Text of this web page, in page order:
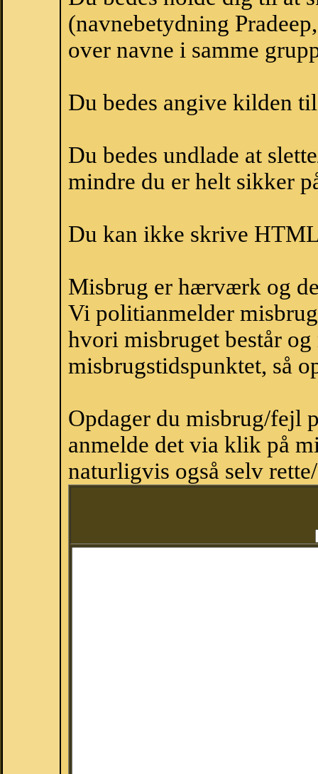
(navnebetydning
over navne i samme
Du bedes angive kilden
Du bedes undlade at
mindre du er helt sikker
Du kan ikke skrive
Misbrug er hærværk og
Vi politianmelder
hvori misbruget består
misbrugstidspunktet, så
Opdager du misbrug/fejl
anmelde det via klik på
naturligvis også selv